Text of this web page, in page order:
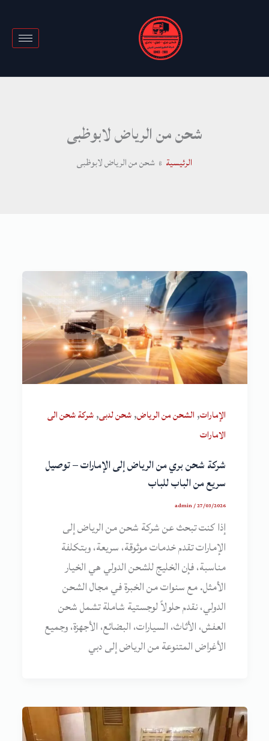
شحن من الرياض لابوظبى
الرئيسية شحن من الرياض لابوظبى
الإمارات, الشحن من الرياض,شحن لدبى,شركة شحن الى
الامارات
شركة شحن بري من الرياض إلى الإمارات – توصيل
سريع من الباب للباب
admin/27/03/2026
إذا كنت تبحث عن شركة شحن من الرياض إلى
الإمارات تقدم خدمات موثوقة، سريعة، وبتكلفة
مناسبة، فإن الخليج للشحن الدولي هي الخيار
الأمثل. مع سنوات من الخبرة في مجال الشحن
الدولي، نقدم حلولاً لوجستية شاملة تشمل شحن
العفش، الأثاث، السيارات، البضائع، الأجهزة، وجميع
الأغراض المتنوعة من الرياض إلى دبي